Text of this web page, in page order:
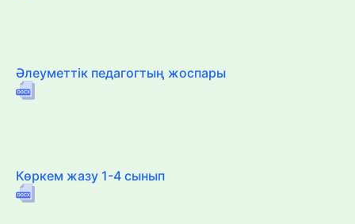
Әлеуметтік педагогтың жоспары
Көркем жазу 1-4 сынып